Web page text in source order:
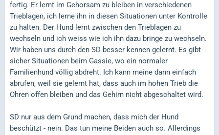
fertig. Er lernt im Gehorsam zu bleiben in verschiedenen
Trieblagen, ich lerne ihn in diesen Situationen unter Kontrolle
zu halten. Der Hund lernt zwischen den Trieblagen zu
wechseln und ich weiss wie ich ihn dazu bringe zu wechseln.
Wir haben uns durch den SD besser kennen gelernt. Es gibt
sicher Situationen beim Gassie, wo ein normaler
Familienhund völlig abdreht. Ich kann meine dann einfach
abrufen, weil sie gelernt hat, dass auch im hohen Trieb die
Ohren offen bleiben und das Gehirn nicht abgeschaltet wird.
SD nur aus dem Grund machen, dass mich der Hund
beschützt - nein. Das tun meine Beiden auch so. Allerdings